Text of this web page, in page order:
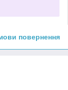
повернення